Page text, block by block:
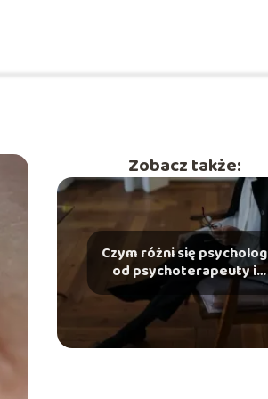
Zobacz także:
Czym różni się psycholog
od psychoterapeuty i
kogo wybrać w danej
sytuacji?